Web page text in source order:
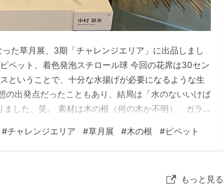
た草月展、3期「チャレンジエリア」に出品しまし
ペット、着色発泡スチロール球 今回の花席は30セン
ということで、十分な水揚げが必要になるような生
の出発点だったこともあり、結局は「水のないいけば
した、笑。 素材は木の根（何の木か不明）、ガラ
ョンも試してみたのですが、紆余曲折を経て結局こ
お、複雑に…
#チャレンジエリア #草月展 #木の根 #ピペット
もっと見る